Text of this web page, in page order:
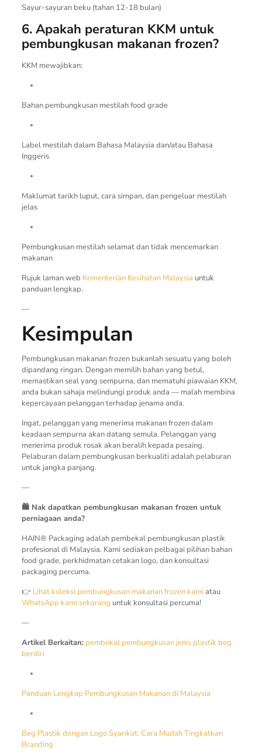
Sayur-sayuran beku (tahan 12-18 bulan)
6. Apakah peraturan KKM untuk
pembungkusan makanan frozen?
KKM mewajibkan:
Bahan pembungkusan mestilah food grade
Label mestilah dalam Bahasa Malaysia dan/atau Bahasa
Inggeris
Maklumat tarikh luput, cara simpan, dan pengeluar mestilah
jelas
Pembungkusan mestilah selamat dan tidak mencemarkan
makanan
Rujuk laman web Kementerian Kesihatan Malaysia untuk
panduan lengkap.
—
Kesimpulan
Pembungkusan makanan frozen bukanlah sesuatu yang boleh
dipandang ringan. Dengan memilih bahan yang betul,
memastikan seal yang sempurna, dan mematuhi piawaian KKM,
anda bukan sahaja melindungi produk anda — malah membina
kepercayaan pelanggan terhadap jenama anda.
Ingat, pelanggan yang menerima makanan frozen dalam
keadaan sempurna akan datang semula. Pelanggan yang
menerima produk rosak akan beralih kepada pesaing.
Pelaburan dalam pembungkusan berkualiti adalah pelaburan
untuk jangka panjang.
—
🛍️ Nak dapatkan pembungkusan makanan frozen untuk
perniagaan anda?
HAIN® Packaging adalah pembekal pembungkusan plastik
profesional di Malaysia. Kami sediakan pelbagai pilihan bahan
food grade, perkhidmatan cetakan logo, dan konsultasi
packaging percuma.
👉 Lihat koleksi pembungkusan makanan frozen kamiatau
WhatsApp kami sekarang untuk konsultasi percuma!
—
Artikel Berkaitan: pembekal pembungkusan jenis plastik beg
berdiri
Panduan Lengkap Pembungkusan Makanan di Malaysia
Beg Plastik dengan Logo Syarikat: Cara Mudah Tingkatkan
Branding